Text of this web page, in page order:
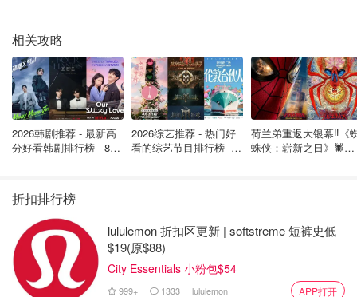
滑铁卢
3E9
+1(519) 208-0988
11:00am - 10:00pm
(Mon - Sun)
点击订餐- 外
卖送餐
点击订餐- 滑
铁卢店外卖自取
渥太华
11:30am - 9:00pm (Mon
Ottawa店外卖自
取
2740 Pembina Hwy,
点击订餐- 外
相关攻略
2026韩剧推荐 - 最新高
分好看韩剧排行榜 - 8月
2026综艺推荐 - 热门好
看的综艺节目排行榜 - 8
荷兰弟重返大银幕‼️《
蛛侠：崭新之日》🕷️北
折扣排行榜
lululemon 折扣区更新 | softstreme 短裤史低
$19(原$88)
City Essentials 小粉包$54
999+ 1333 lululemon APP打开